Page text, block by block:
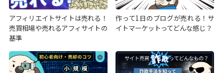
アフィリエイトサイトは売れる！
売買相場や売れるアフィサイトの
基準
作って1日のブログが売れる！サ
イトマーケットってどんな感じ？